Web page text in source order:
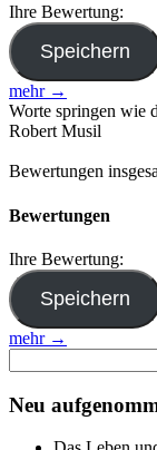
Ihre Bewertung:
mehr →
Worte springen wie
Robert Musil
Bewertungen
Bewertungen
Ihre Bewertung:
mehr →
nach:
Neu